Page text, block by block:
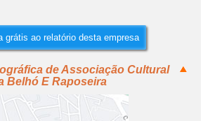
grátis ao relatório desta empresa
de Associação Cultural
Belhó E Raposeira